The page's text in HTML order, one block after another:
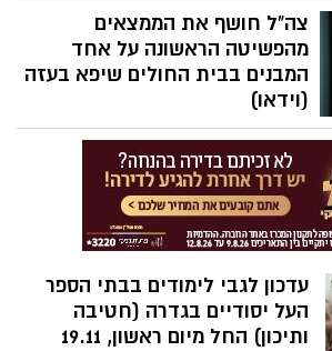
המשיך להלחם כמו אריה יחד עם חייליו.
בעזה. דובר צה"ל הודיע לתקשורת הזרה,
יונתן קונריקוס, טען בפני הצוות כי על מחשבי
הנייד בבית החולים נמצאו תמונות של חלק
מהחטופים - לאחר שנחטפו לעזה. "חשפנו
ציוד רב שיכול לשפוך אור על המצב הנוכחי,
בתקווה גם לגבי החטופים".
צה"ל חושף את הממצאים
מהפשיטה הראשונה על אחד
המבנים בבית החולים שיפא בעזה
(וידאו)
מפקדה מבצעית, אמצעי לחימה וציוד
טכנולוגי בבניין ה-MRI בבית החולים שיפאא׳;
כוחות צה"ל בפיקוד אוגדה 36 ממשיכים
בפעילות ממוקדת בבית החולים
עדכון לגבי לימודים בבתי הספר
העל יסודיים בגדרה (חטיבה
ותיכון) החל מיום ראשון, 19.11